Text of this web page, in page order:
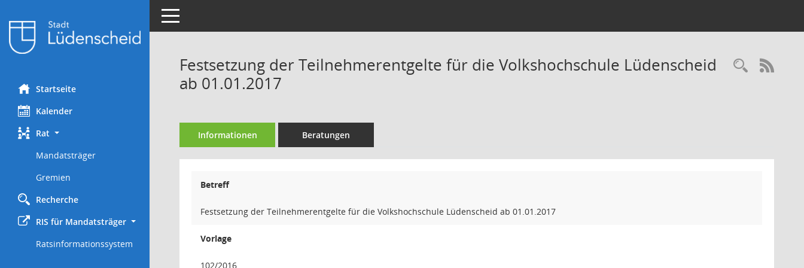
Startseite
Kalender
Rat
Mandatsträger
Gremien
Recherche
RIS für Mandatsträger
Ratsinformationssystem
Toggle navigation
Festsetzung der Teilnehmerentgelte für die Volkshochschule Lüdenscheid
ab 01.01.2017
Informationen Beratungen
Betreff
Festsetzung der Teilnehmerentgelte für die Volkshochschule Lüdenscheid ab 01.01.2017
Vorlage
102/2016